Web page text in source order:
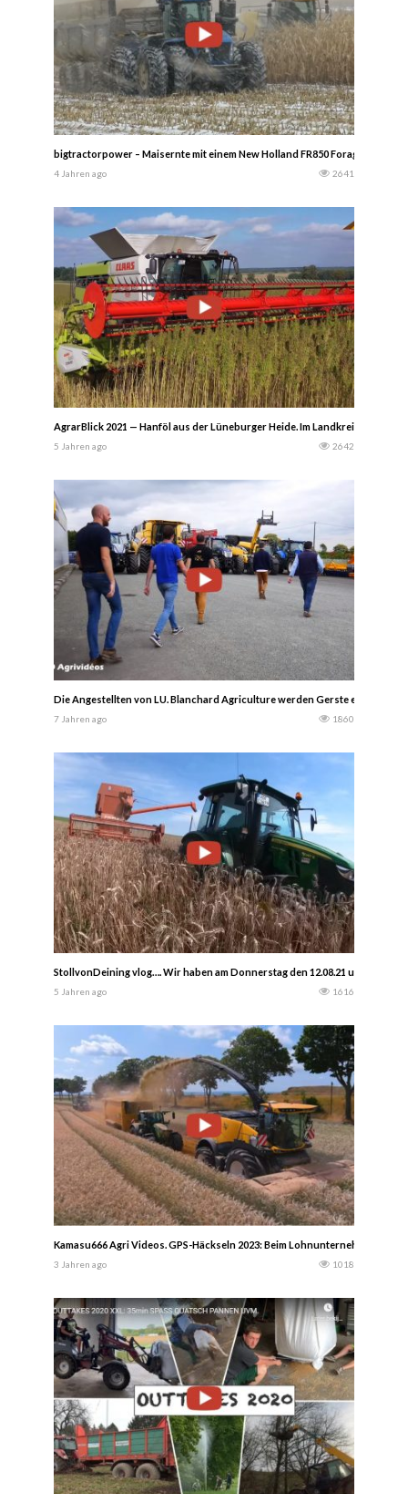
bigtractorpower – Maisernte mit einem New Holland FR850 Forage im
4 Jahren ago 2641
AgrarBlick 2021 — Hanföl aus der Lüneburger Heide. Im Landkreis Uelzen
5 Jahren ago 2642
Die Angestellten von LU. Blanchard Agriculture werden Gerste ernten.…….
7 Jahren ago 1860
StollvonDeining vlog…. Wir haben am Donnerstag den 12.08.21 unsere
5 Jahren ago 1616
Kamasu666 Agri Videos. GPS-Häckseln 2023: Beim Lohnunternehmer
3 Jahren ago 1018